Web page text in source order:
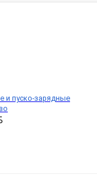
и пуско-зарядные